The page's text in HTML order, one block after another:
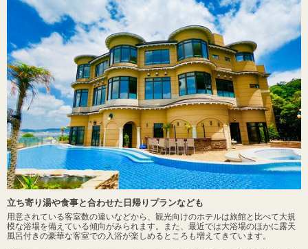
立ち寄り湯や食事と合わせた日帰りプランなども
用意されている客室数の違いなどから、観光向けのホテルは旅館と比べて大規
模な浴場を備えている傾向がみられます。また、最近では大浴場のほかに露天
風呂付きの豪華な客室での入浴が楽しめるところも増えてきています。